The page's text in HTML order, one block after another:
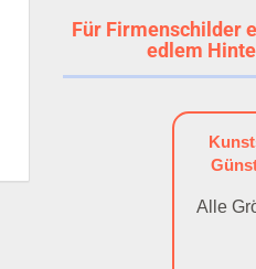
Für Firmenschilder
edlem
Alle